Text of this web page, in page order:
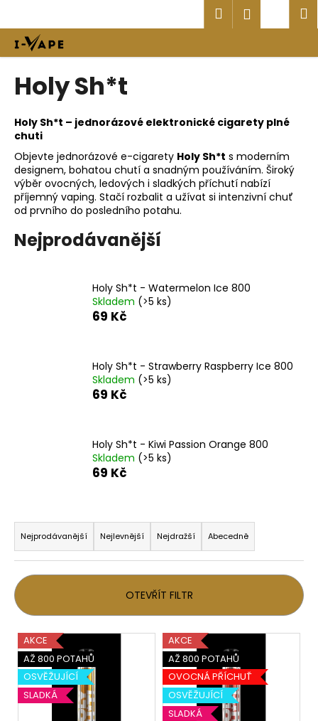
obsah
Hledat
Holy Sh*t
Holy Sh*t – jednorázové elektronické cigarety plné
chuti
Objevte jednorázové e-cigarety Holy Sh*t s moderním
designem, bohatou chutí a snadným používáním. Široký
výběr ovocných, ledových i sladkých příchutí nabízí
příjemný vaping. Stačí rozbalit a užívat si intenzivní chuť
od prvního do posledního potahu.
Nejprodávanější
Holy Sh*t - Watermelon Ice 800
Skladem (>5 ks)
69 Kč
Holy Sh*t - Strawberry Raspberry Ice 800
Skladem (>5 ks)
69 Kč
Holy Sh*t - Kiwi Passion Orange 800
Skladem (>5 ks)
69 Kč
Ř
a
z
e
n
í
p
r
o
d
u
Nejprodávanější Nejlevnější Nejdražší Abecedně
OTEVŘÍT FILTR
V
ý
p
i
AKCE
AŽ 800 POTAHŮ
OSVĚŽUJÍCÍ
SLADKÁ
AKCE
AŽ 800 POTAHŮ
OVOCNÁ PŘÍCHUŤ
OSVĚŽUJÍCÍ
SLADKÁ
o
í
Zpět
Zpět
C
o
p
o
t
ř
e
b
j
D
o
p
o
r
č
u
j
e
m